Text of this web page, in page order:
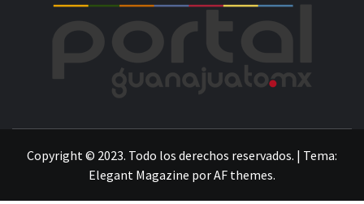
Copyright © 2023. Todo los derechos reservados. | Tema:
Elegant Magazine porAF themes.